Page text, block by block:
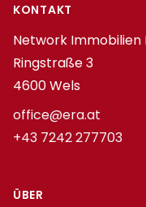
Footer
KONTAKT
Network Immobilien
Ringstraße 3
4600 Wels
office@era.at
+43 7242 277703
ÜBER